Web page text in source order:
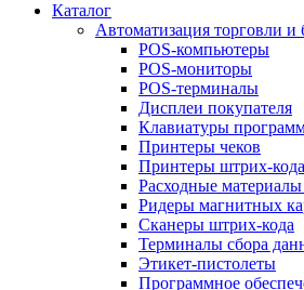
Каталог
Автоматизация торговли и
POS-компьютеры
POS-мониторы
POS-терминалы
Дисплеи покупателя
Клавиатуры
Принтеры чеков
Принтеры штрих-кода
Расходные
Ридеры магнитных
Сканеры штрих-кода
Терминалы сбора
Этикет-пистолеты
Программное